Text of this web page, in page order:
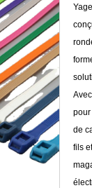
pour
de
fils